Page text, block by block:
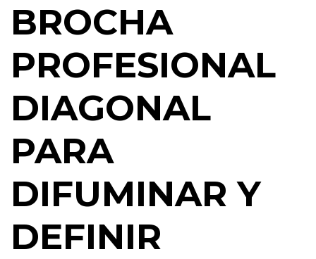
BROCHA
PROFESIONAL
DIAGONAL
PARA
DIFUMINAR Y
DEFINIR